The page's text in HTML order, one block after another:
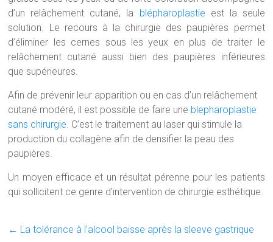
d’un relâchement cutané, la blépharoplastie est la seule
solution. Le recours à la chirurgie des paupières permet
d’éliminer les cernes sous les yeux en plus de traiter le
relâchement cutané aussi bien des paupières inférieures
que supérieures.
Afin de prévenir leur apparition ou en cas d’un relâchement
cutané modéré, il est possible de faire une blepharoplastie
sans chirurgie. C’est le traitement au laser qui stimule la
production du collagène afin de densifier la peau des
paupières.
Un moyen efficace et un résultat pérenne pour les patients
qui sollicitent ce genre d’intervention de chirurgie esthétique.
← La tolérance à l’alcool baisse après la sleeve gastrique